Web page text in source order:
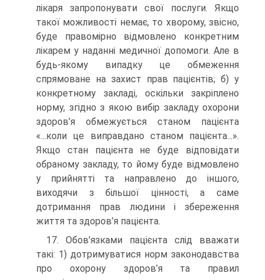
лікаря запропонувати свої послуги. Якщо
такої можливості немає, то хворому, звісно,
буде правомірно відмовлено конкретним
лікарем у наданні медичної допомоги. Але в
будь-якому випадку це обмеження
спрямоване на захист прав пацієнтів; б) у
конкретному закладі, оскільки закріплено
норму, згідно з якою вибір закладу охорони
здоров’я обмежується станом пацієнта
«...коли це виправдано станом пацієнта...».
Якщо стан пацієнта не буде відповідати
обраному закладу, то йому буде відмовлено
у прийнятті та направлено до іншого,
виходячи з більшої цінності, а саме
дотримання прав людини і збереження
життя та здоров’я пацієнта.
17. Обов’язками пацієнта слід вважати
такі: 1) дотримуватися норм законодавства
про охорону здоров’я та правил